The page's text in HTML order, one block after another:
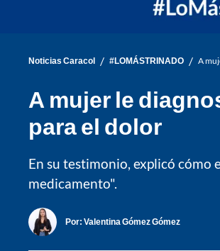
Noticias Caracol / #LOMÁSTRINADO / A
A mujer le
para el dolor
En su testimonio, explicó cómo
medicamento".
Por: Valentina Gómez Gómez